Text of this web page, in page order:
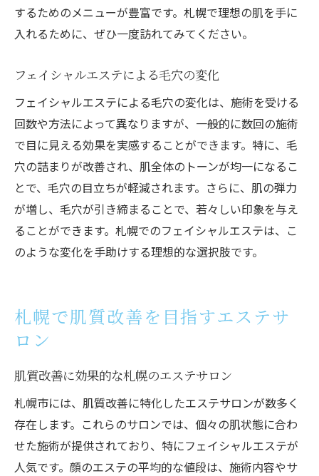
するためのメニューが豊富です。札幌で理想の肌を手に
入れるために、ぜひ一度訪れてみてください。
フェイシャルエステによる毛穴の変化
フェイシャルエステによる毛穴の変化は、施術を受ける
回数や方法によって異なりますが、一般的に数回の施術
で目に見える効果を実感することができます。特に、毛
穴の詰まりが改善され、肌全体のトーンが均一になるこ
とで、毛穴の目立ちが軽減されます。さらに、肌の弾力
が増し、毛穴が引き締まることで、若々しい印象を与え
ることができます。札幌でのフェイシャルエステは、こ
のような変化を手助けする理想的な選択肢です。
札幌で肌質改善を目指すエステサ
ロン
肌質改善に効果的な札幌のエステサロン
札幌市には、肌質改善に特化したエステサロンが数多く
存在します。これらのサロンでは、個々の肌状態に合わ
せた施術が提供されており、特にフェイシャルエステが
人気です。顔のエステの平均的な値段は、施術内容やサ